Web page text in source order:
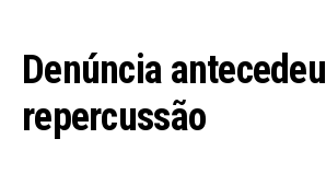
Denúncia antecedeu
repercussão